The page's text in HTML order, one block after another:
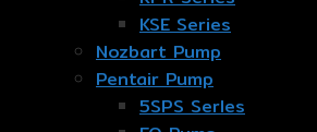
KSE Series
Nozbart Pump
Pentair Pump
5SPS Serles